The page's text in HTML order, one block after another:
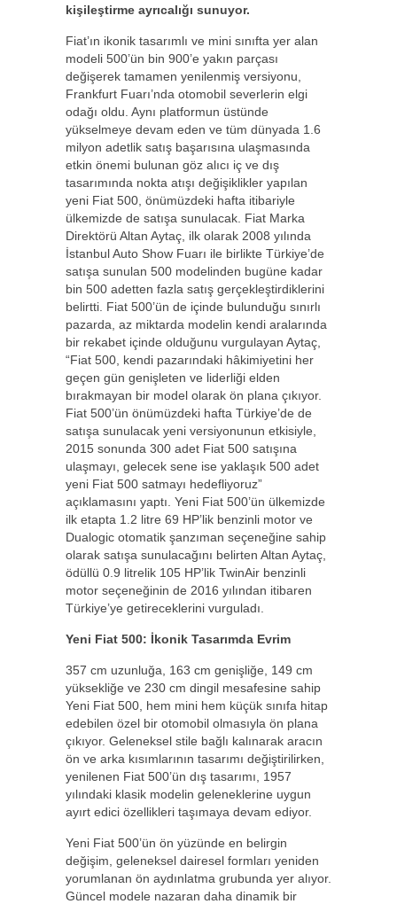
kişileştirme ayrıcalığı sunuyor.
Fiat’ın ikonik tasarımlı ve mini sınıfta yer alan
modeli 500’ün bin 900’e yakın parçası
değişerek tamamen yenilenmiş versiyonu,
Frankfurt Fuarı’nda otomobil severlerin elgi
odağı oldu. Aynı platformun üstünde
yükselmeye devam eden ve tüm dünyada 1.6
milyon adetlik satış başarısına ulaşmasında
etkin önemi bulunan göz alıcı iç ve dış
tasarımında nokta atışı değişiklikler yapılan
yeni Fiat 500, önümüzdeki hafta itibariyle
ülkemizde de satışa sunulacak. Fiat Marka
Direktörü Altan Aytaç, ilk olarak 2008 yılında
İstanbul Auto Show Fuarı ile birlikte Türkiye’de
satışa sunulan 500 modelinden bugüne kadar
bin 500 adetten fazla satış gerçekleştirdiklerini
belirtti. Fiat 500’ün de içinde bulunduğu sınırlı
pazarda, az miktarda modelin kendi aralarında
bir rekabet içinde olduğunu vurgulayan Aytaç,
“Fiat 500, kendi pazarındaki hâkimiyetini her
geçen gün genişleten ve liderliği elden
bırakmayan bir model olarak ön plana çıkıyor.
Fiat 500’ün önümüzdeki hafta Türkiye’de de
satışa sunulacak yeni versiyonunun etkisiyle,
2015 sonunda 300 adet Fiat 500 satışına
ulaşmayı, gelecek sene ise yaklaşık 500 adet
yeni Fiat 500 satmayı hedefliyoruz”
açıklamasını yaptı. Yeni Fiat 500’ün ülkemizde
ilk etapta 1.2 litre 69 HP’lik benzinli motor ve
Dualogic otomatik şanzıman seçeneğine sahip
olarak satışa sunulacağını belirten Altan Aytaç,
ödüllü 0.9 litrelik 105 HP’lik TwinAir benzinli
motor seçeneğinin de 2016 yılından itibaren
Türkiye’ye getireceklerini vurguladı.
Yeni Fiat 500: İkonik Tasarımda Evrim
357 cm uzunluğa, 163 cm genişliğe, 149 cm
yüksekliğe ve 230 cm dingil mesafesine sahip
Yeni Fiat 500, hem mini hem küçük sınıfa hitap
edebilen özel bir otomobil olmasıyla ön plana
çıkıyor. Geleneksel stile bağlı kalınarak aracın
ön ve arka kısımlarının tasarımı değiştirilirken,
yenilenen Fiat 500’ün dış tasarımı, 1957
yılındaki klasik modelin geleneklerine uygun
ayırt edici özellikleri taşımaya devam ediyor.
Yeni Fiat 500’ün ön yüzünde en belirgin
değişim, geleneksel dairesel formları yeniden
yorumlanan ön aydınlatma grubunda yer alıyor.
Güncel modele nazaran daha dinamik bir